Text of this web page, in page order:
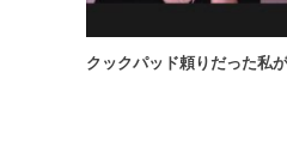
クックパッド頼りだった私